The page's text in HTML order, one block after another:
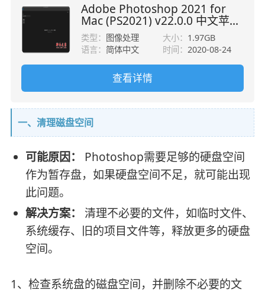
Adobe Photoshop 2021 for
Mac (PS2021) v22.0.0 中文苹果
电脑版
类型： 图像处理 大小： 1.97GB
语言： 简体中文 时间： 2020-08-24
查看详情
一、清理磁盘空间
可能原因：
Photoshop需要足够的硬盘空间
作为暂存盘，如果硬盘空间不足，就可能出现
此问题。
解决方案：
清理不必要的文件，如临时文件、
系统缓存、旧的项目文件等，释放更多的硬盘
空间。
1、检查系统盘的磁盘空间，并删除不必要的文